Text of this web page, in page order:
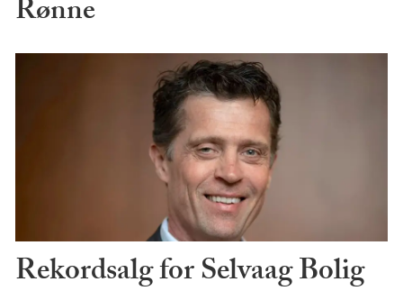
Rønne
Rekordsalg for Selvaag Bolig